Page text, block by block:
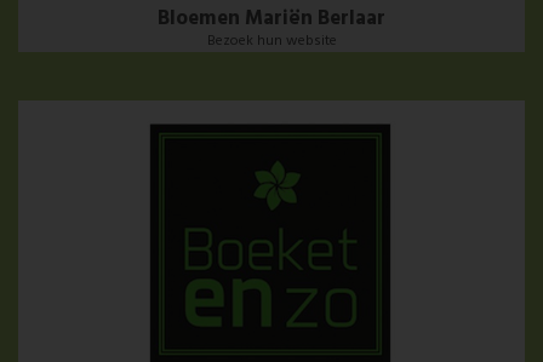
Bloemen Mariën Berlaar
Bezoek hun website